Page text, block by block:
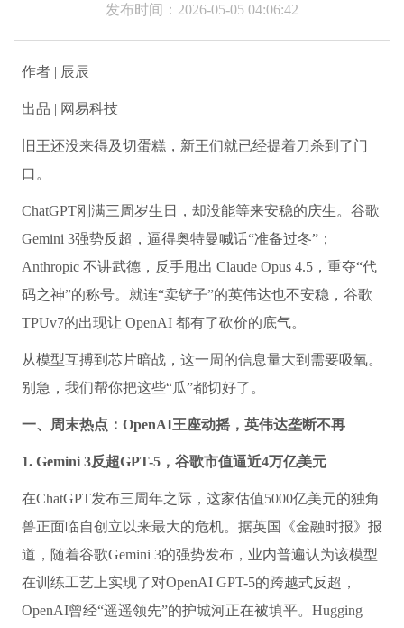
发布时间：2026-05-05 04:06:42
作者 | 辰辰
出品 | 网易科技
旧王还没来得及切蛋糕，新王们就已经提着刀杀到了门
口。
ChatGPT刚满三周岁生日，却没能等来安稳的庆生。谷歌
Gemini 3强势反超，逼得奥特曼喊话“准备过冬”；
Anthropic 不讲武德，反手甩出 Claude Opus 4.5，重夺“代
码之神”的称号。就连“卖铲子”的英伟达也不安稳，谷歌
TPUv7的出现让 OpenAI 都有了砍价的底气。
从模型互搏到芯片暗战，这一周的信息量大到需要吸氧。
别急，我们帮你把这些“瓜”都切好了。
一、周末热点：OpenAI王座动摇，英伟达垄断不再
1. Gemini 3反超GPT-5，谷歌市值逼近4万亿美元
在ChatGPT发布三周年之际，这家估值5000亿美元的独角
兽正面临自创立以来最大的危机。据英国《金融时报》报
道，随着谷歌Gemini 3的强势发布，业内普遍认为该模型
在训练工艺上实现了对OpenAI GPT-5的跨越式反超，
OpenAI曾经“遥遥领先”的护城河正在被填平。Hugging